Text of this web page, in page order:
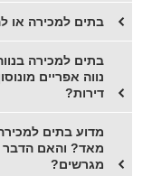
בתים למכירה או
בתים למכירה
נווה אפריים
דירות?
מדוע בתים
מאד? והאם הדבר
מגרשים?